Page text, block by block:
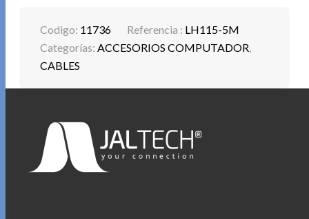
Codigo: 11736 Referencia : LH115-5M
Categorías:ACCESORIOS COMPUTADOR,
CABLES